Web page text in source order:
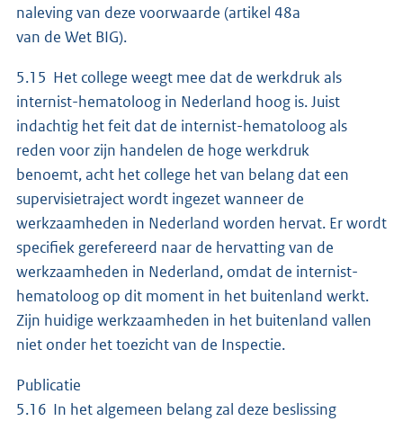
naleving van deze voorwaarde (artikel 48a
van de Wet BIG).
5.15 Het college weegt mee dat de werkdruk als
internist-hematoloog in Nederland hoog is. Juist
indachtig het feit dat de internist-hematoloog als
reden voor zijn handelen de hoge werkdruk
benoemt, acht het college het van belang dat een
supervisietraject wordt ingezet wanneer de
werkzaamheden in Nederland worden hervat. Er wordt
specifiek gerefereerd naar de hervatting van de
werkzaamheden in Nederland, omdat de internist-
hematoloog op dit moment in het buitenland werkt.
Zijn huidige werkzaamheden in het buitenland vallen
niet onder het toezicht van de Inspectie.
Publicatie
5.16 In het algemeen belang zal deze beslissing